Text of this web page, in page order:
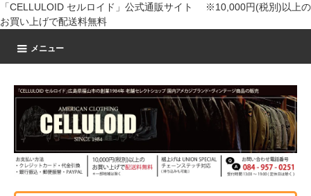
「CELLULOID セルロイド」公式通販サイト ※10,000円(税別)以上の
お買い上げで配送料無料
メニュー